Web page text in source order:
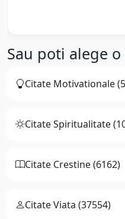
Sau poti alege
Citate Motivationale
Citate Spiritualitate
Citate Crestine (6162)
Citate Viata (37554)